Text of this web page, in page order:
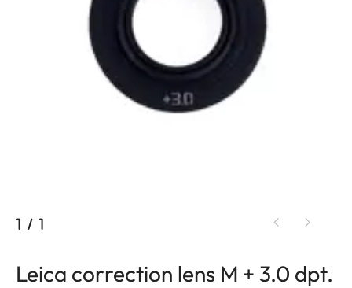
1 / 1
Leica correction lens M + 3.0 dpt.